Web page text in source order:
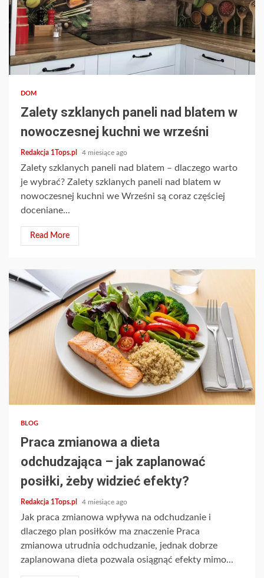
3 min read
DOM
Zalety szklanych paneli nad blatem w
nowoczesnej kuchni we wrześni
Redakcja 1Tops.pl 4 miesiące ago
Zalety szklanych paneli nad blatem – dlaczego warto
je wybrać? Zalety szklanych paneli nad blatem w
nowoczesnej kuchni we Wrześni są coraz częściej
doceniane...
Read More
BLOG
Praca zmianowa a dieta
odchudzająca – jak zaplanować
posiłki, żeby widzieć efekty?
Redakcja 1Tops.pl 4 miesiące ago
Jak praca zmianowa wpływa na odchudzanie i
dlaczego plan posiłków ma znaczenie Praca
zmianowa utrudnia odchudzanie, jednak dobrze
zaplanowana dieta pozwala osiągnąć efekty mimo...